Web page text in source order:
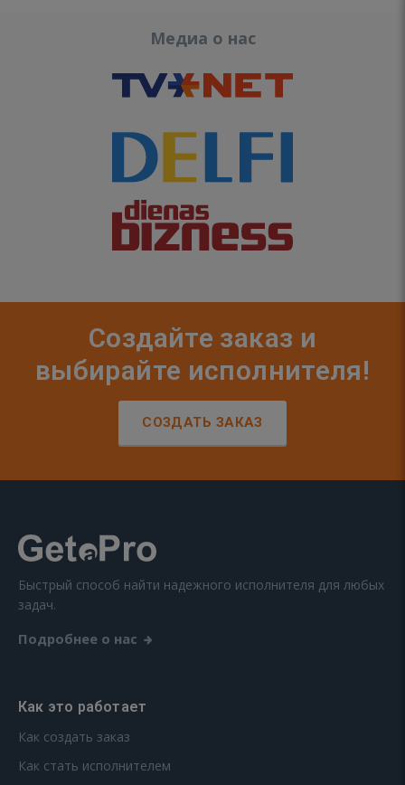
Медиа о нас
Создайте заказ и
выбирайте исполнителя!
СОЗДАТЬ ЗАКАЗ
Быстрый способ найти надежного исполнителя для любых
задач.
Подробнее о нас
Как это работает
Как создать заказ
Как стать исполнителем